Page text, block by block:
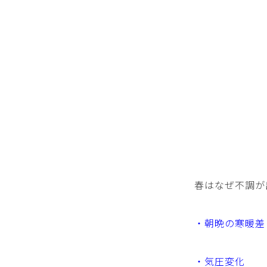
春はなぜ不調
・朝晩の寒暖差
・気圧変化